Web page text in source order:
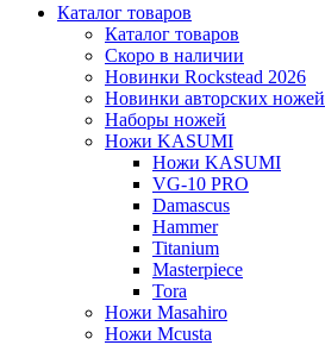
Каталог товаров
Каталог товаров
Скоро в наличии
Новинки Rockstead 2026
Новинки авторских ножей
Наборы ножей
Ножи KASUMI
Ножи KASUMI
VG-10 PRO
Damascus
Hammer
Titanium
Masterpiece
Tora
Ножи Masahiro
Ножи Mcusta